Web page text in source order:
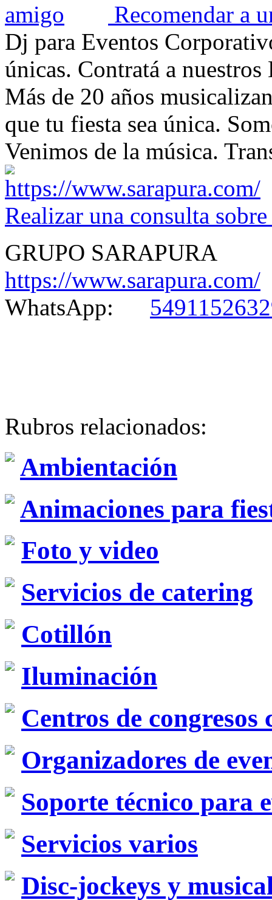
Recomendar a
Dj para Eventos
únicas. Contratá a
Más de 20 años
que tu fiesta sea única.
Venimos de la música.
Realizar una consulta
GRUPO SARAPURA
https://www.sarapura.com/
WhatsApp:
Rubros relacionados:
Ambientación
Animaciones para
Foto y video
Servicios de catering
Cotillón
Iluminación
Centros de congresos
Organizadores de
Soporte técnico para
Servicios varios
Disc-jockeys y